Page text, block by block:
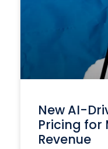
New AI-
Pricing for
Revenue